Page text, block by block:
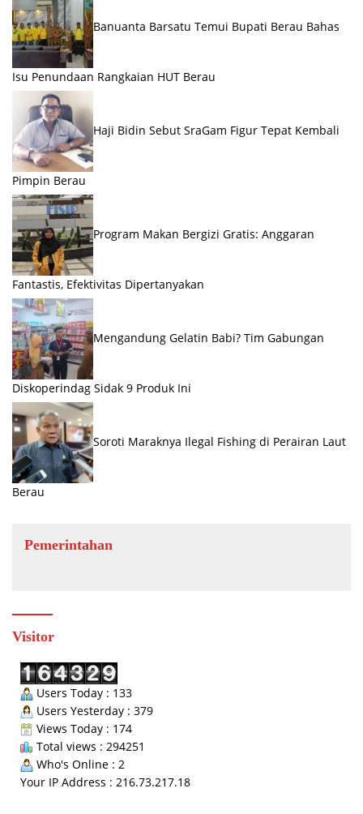
Banuanta Barsatu Temui Bupati Berau Bahas
Isu Penundaan Rangkaian HUT Berau
Haji Bidin Sebut SraGam Figur Tepat Kembali
Pimpin Berau
Program Makan Bergizi Gratis: Anggaran
Fantastis, Efektivitas Dipertanyakan
Mengandung Gelatin Babi? Tim Gabungan
Diskoperindag Sidak 9 Produk Ini
Soroti Maraknya Ilegal Fishing di Perairan Laut
Berau
Pemerintahan
Visitor
Users Today : 133
Users Yesterday : 379
Views Today : 174
Total views : 294251
Who's Online : 2
Your IP Address : 216.73.217.18